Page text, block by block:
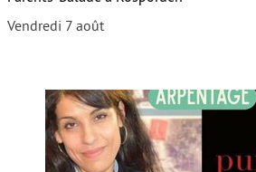
Vendredi 7 août